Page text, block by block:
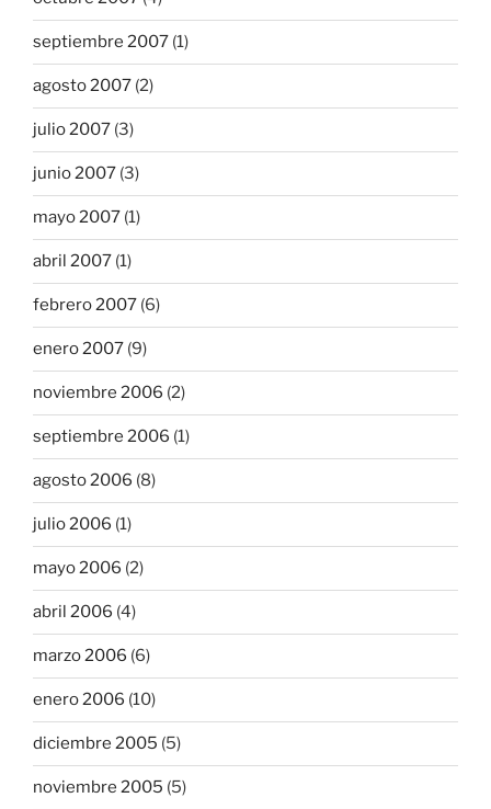
septiembre 2007 (1)
agosto 2007 (2)
julio 2007 (3)
junio 2007 (3)
mayo 2007 (1)
abril 2007 (1)
febrero 2007 (6)
enero 2007 (9)
noviembre 2006 (2)
septiembre 2006 (1)
agosto 2006 (8)
julio 2006 (1)
mayo 2006 (2)
abril 2006 (4)
marzo 2006 (6)
enero 2006 (10)
diciembre 2005 (5)
noviembre 2005 (5)